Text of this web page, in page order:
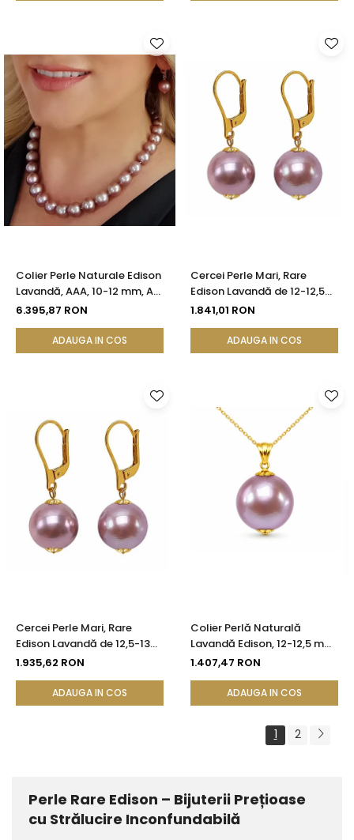
Colier Perle Naturale Edison
Lavandă, AAA, 10-12 mm, Aur
Galben 14K | KASKADDA®
6.395,87 RON
ADAUGA IN COS
Cercei Perle Mari, Rare
Edison Lavandă de 12-12,5
mm și Aur Galben 14K |
1.841,01 RON
ADAUGA IN COS
Cercei Perle Mari, Rare
Edison Lavandă de 12,5-13
mm și Aur Galben 14K |
1.935,62 RON
ADAUGA IN COS
Colier Perlă Naturală
Lavandă Edison, 12-12,5 mm,
Aur 14K (aur 585) |
1.407,47 RON
ADAUGA IN COS
1 2
Perle Rare Edison – Bijuterii Prețioase
cu Strălucire Inconfundabilă